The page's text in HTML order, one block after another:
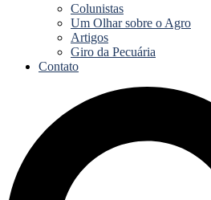
Colunistas
Um Olhar sobre o Agro
Artigos
Giro da Pecuária
Contato